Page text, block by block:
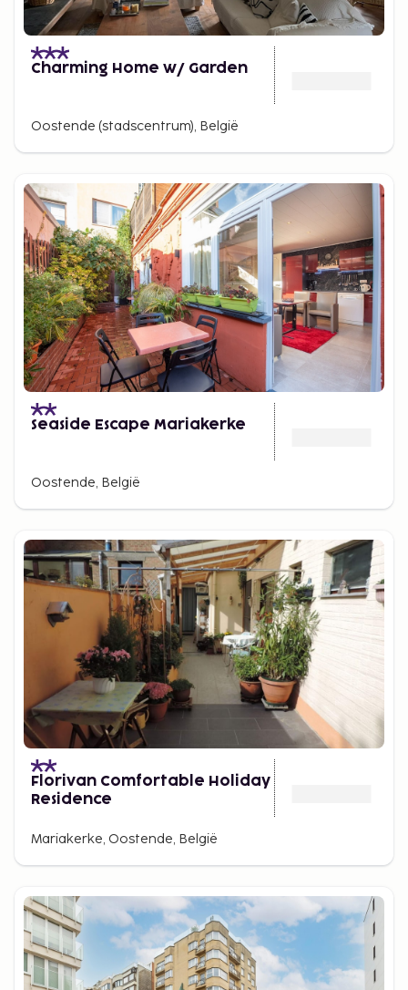
Charming Home w/ Garden
Oostende (stadscentrum), België
Seaside Escape Mariakerke
Oostende, België
Florivan Comfortable Holiday
Residence
Mariakerke, Oostende, België